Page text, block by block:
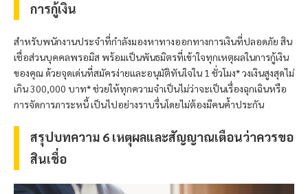
การกู้เงิน
สำหรับพนักงานประจำที่กำลังมองหาทางออกทางการเงินที่ปลอดภัย สิน
เชื่อส่วนบุคคลพรอมิสพร้อมเป็นพันธมิตรที่เข้าใจทุกเหตุผลในการกู้เงิน
ของคุณ ด้วยจุดเด่นที่สมัครง่ายและอนุมัติทันใจใน 1 ชั่วโมง* วงเงินสูงสุดไม่
เกิน 300,000 บาท* ช่วยให้ทุกความจำเป็นไม่ว่าจะเป็นเรื่องฉุกเฉินหรือ
การจัดการภาระหนี้ เป็นไปอย่างราบรื่นโดยไม่ต้องมีคนค้ำประกัน
สรุปบทความ 6 เหตุผลและสัญญาณเตือนว่าควรขอ
สินเชื่อ